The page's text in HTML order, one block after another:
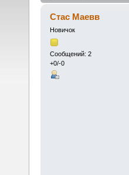
Стас Маевв
Новичок
Сообщений: 2
+0/-0